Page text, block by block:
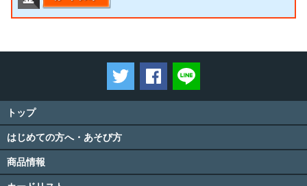
ツイートするFacebookでシェアする
トップ
はじめての方へ・あそび方
商品情報